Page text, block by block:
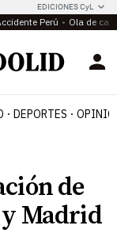
EDICIONES CyL
Perú Ola de
DEPORTES
de
Madrid